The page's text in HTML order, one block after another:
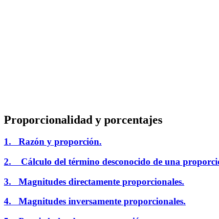
Proporcionalidad y porcentajes
1. Razón y proporción.
2. Cálculo del término desconocido de una
3. Magnitudes directamente proporcionales.
4. Magnitudes inversamente proporcionales.